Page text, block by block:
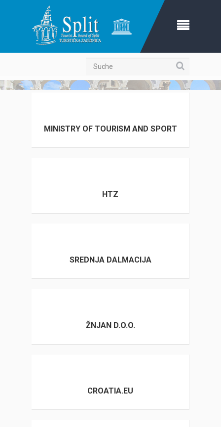
Suche
MINISTRY OF TOURISM AND SPORT
HTZ
SREDNJA DALMACIJA
ŽNJAN D.O.O.
CROATIA.EU